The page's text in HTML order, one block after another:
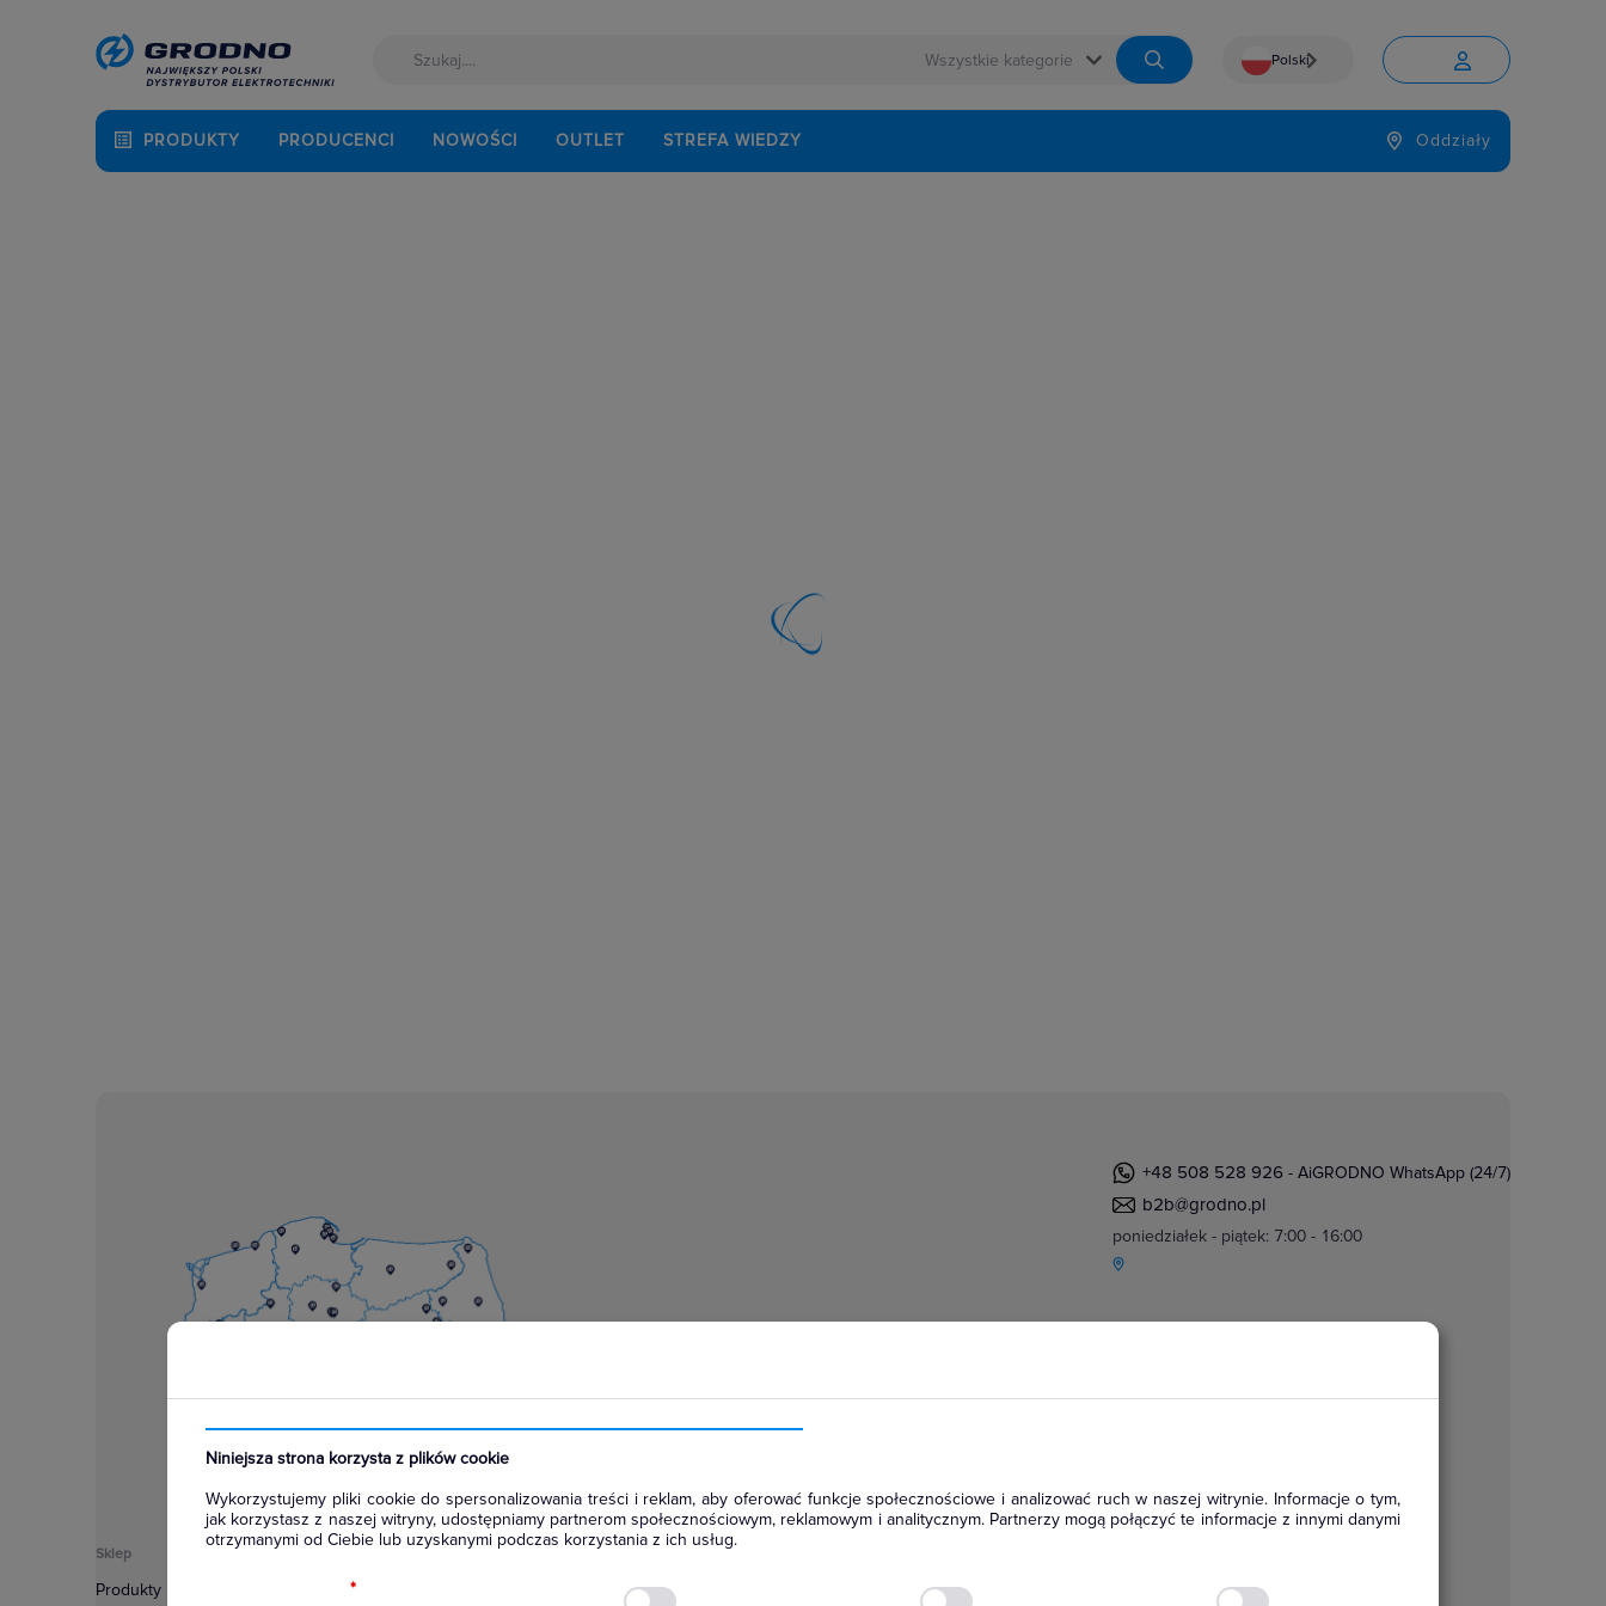
 Polski
Język

PRODUKTY PRODUCENCI NOWOŚCI OUTLET STREFA WIEDZY Oddziały
Niniejsza strona korzysta z plików cookie
Wykorzystujemy pliki cookie do spersonalizowania treści i reklam, aby oferować funkcje społecznościowe i analizować ruch w naszej witrynie. Informacje o tym,
jak korzystasz z naszej witryny, udostępniamy partnerom społecznościowym, reklamowym i analitycznym. Partnerzy mogą połączyć te informacje z innymi danymi
otrzymanymi od Ciebie lub uzyskanymi podczas korzystania z ich usług.
*
+48 508 528 926 - AiGRODNO WhatsApp (24/7)
b2b@grodno.pl
poniedziałek - piątek: 7:00 - 16:00
Sklep
Produkty Regulamin